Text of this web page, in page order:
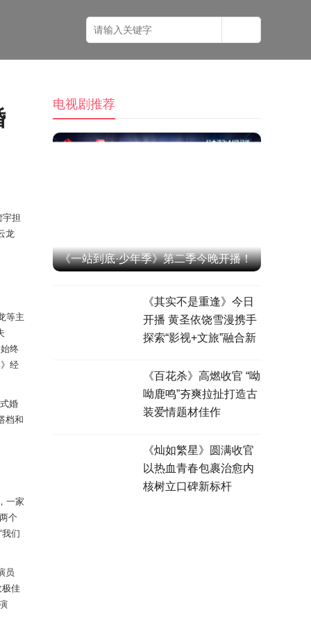
宇担
龙
等主
始终
经
婚
档和
一家
个
“我们
员
极佳
电视剧推荐
《一站到底·少年季》第二季今晚开播！
《其实不是重逢》今日
开播 黄圣依饶雪漫携手
探索“影视+文旅”融合新
《百花杀》高燃收官 “呦
呦鹿鸣”夯爽拉扯打造古
装爱情题材佳作
《灿如繁星》圆满收官
以热血青春包裹治愈内
核树立口碑新标杆